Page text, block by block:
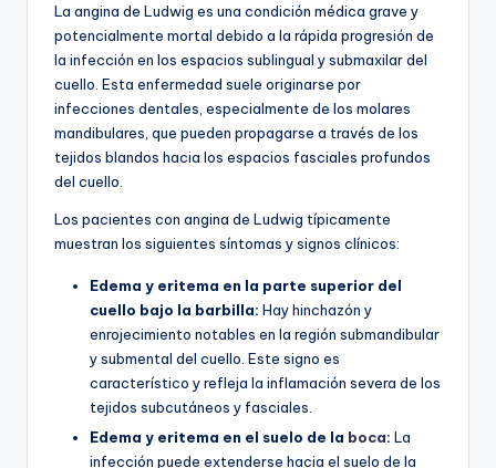
La angina de Ludwig es una condición médica grave y
potencialmente mortal debido a la rápida progresión de
la infección en los espacios sublingual y submaxilar del
cuello. Esta enfermedad suele originarse por
infecciones dentales, especialmente de los molares
mandibulares, que pueden propagarse a través de los
tejidos blandos hacia los espacios fasciales profundos
del cuello.
Los pacientes con angina de Ludwig típicamente
muestran los siguientes síntomas y signos clínicos:
Edema y eritema en la parte superior del
cuello bajo la barbilla: Hay hinchazón y
enrojecimiento notables en la región submandibular
y submental del cuello. Este signo es
característico y refleja la inflamación severa de los
tejidos subcutáneos y fasciales.
Edema y eritema en el suelo de la boca: La
infección puede extenderse hacia el suelo de la